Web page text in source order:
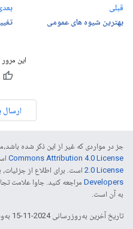
قبلی
بهترین شیوه های عمومی
بعدی
این
ارسال
جز در مواردی که غیر از این ذکر شده
Commons Attribution 4.0 License
2.0 License است. برای اطلاع از جزئیات،
Developers‏
به آن است.
تاریخ آخرین به‌روزرسانی 2024-11-15 به‌وقت ساعت هماهنگ جهانی.